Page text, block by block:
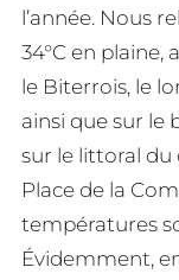
l’année. Nous
34°C en plaine,
le Biterrois, le
ainsi que sur le
sur le littoral du
Place de la
températures
Évidemment,